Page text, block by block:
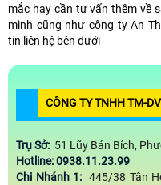
mắc hay cần tư vấn thêm về
mình cũng như công ty An
tin liên hệ bên dưới
CÔNG TY TNHH TM-
Trụ Sở: 51 Lũy Bán Bích,
Hotline: 0938.11.23.99
Chi Nhánh 1: 445/38 Tân